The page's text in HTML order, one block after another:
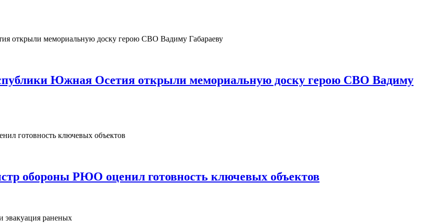
Южная Осетия открыли мемориальную доску герою СВО Вадиму
обороны РЮО оценил готовность ключевых объектов